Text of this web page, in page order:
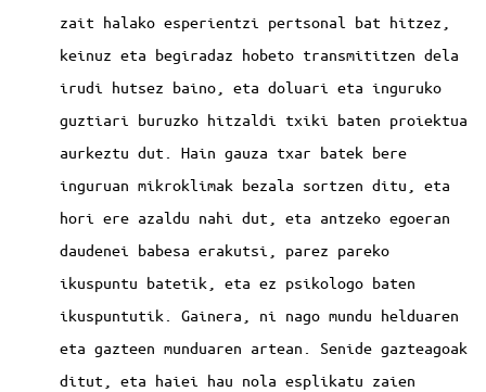
zait halako esperientzi pertsonal bat hitzez,
keinuz eta begiradaz hobeto transmititzen dela
irudi hutsez baino, eta doluari eta inguruko
guztiari buruzko hitzaldi txiki baten proiektua
aurkeztu dut. Hain gauza txar batek bere
inguruan mikroklimak bezala sortzen ditu, eta
hori ere azaldu nahi dut, eta antzeko egoeran
daudenei babesa erakutsi, parez pareko
ikuspuntu batetik, eta ez psikologo baten
ikuspuntutik. Gainera, ni nago mundu helduaren
eta gazteen munduaren artean. Senide gazteagoak
ditut, eta haiei hau nola esplikatu zaien